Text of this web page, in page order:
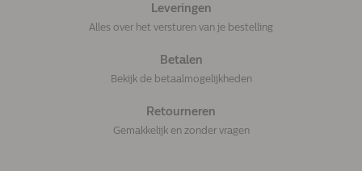
Leveringen
Alles over het versturen van je bestelling
Betalen
Bekijk de betaalmogelijkheden
Retourneren
Gemakkelijk en zonder vragen